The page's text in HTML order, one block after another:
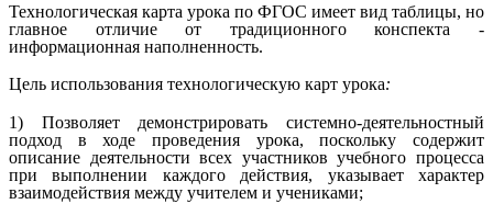
Технологическая карта урока по ФГОС имеет вид таблицы, но
главное отличие от традиционного конспекта -
информационная наполненность.
Цель использования технологическую карт урока:
1) Позволяет демонстрировать системно-деятельностный
подход в ходе проведения урока, поскольку содержит
описание деятельности всех участников учебного процесса
при выполнении каждого действия, указывает характер
взаимодействия между учителем и учениками;